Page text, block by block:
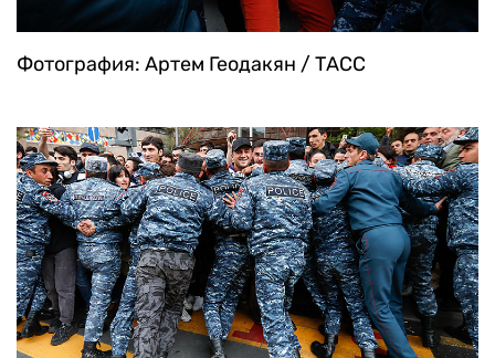
Фотография: Артем Геодакян / ТАСС